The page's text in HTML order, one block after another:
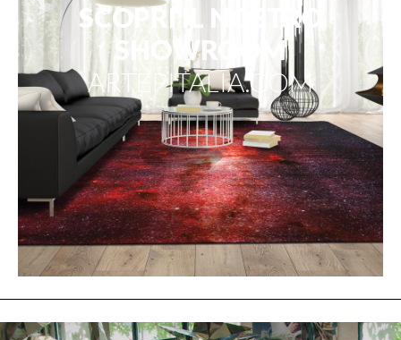
SCOPRI IL NOSTRO
SHOWROOM
ARTEPITALIA.COM